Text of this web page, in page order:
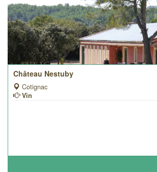
Château Nestuby
Cotignac
Vin